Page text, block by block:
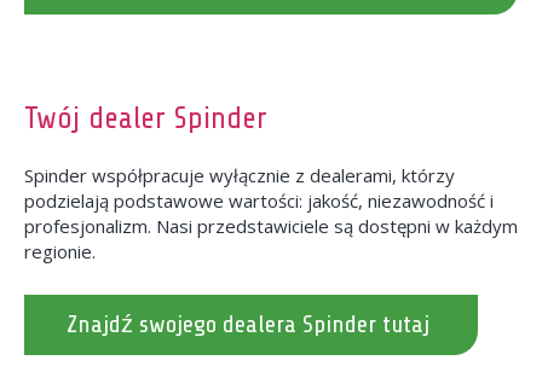
Twój dealer Spinder
Spinder współpracuje wyłącznie z dealerami, którzy
podzielają podstawowe wartości: jakość, niezawodność i
profesjonalizm. Nasi przedstawiciele są dostępni w każdym
regionie.
Znajdź swojego dealera Spinder tutaj